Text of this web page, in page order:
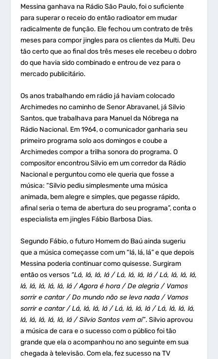
Messina ganhava na Rádio São Paulo, foi o suficiente
para superar o receio do então radioator em mudar
radicalmente de função. Ele fechou um contrato de três
meses para compor jingles para os clientes da Multi. Deu
tão certo que ao final dos três meses ele recebeu o dobro
do que havia sido combinado e entrou de vez para o
mercado publicitário.
Os anos trabalhando em rádio já haviam colocado
Archimedes no caminho de Senor Abravanel, já Silvio
Santos, que trabalhava para Manuel da Nóbrega na
Rádio Nacional. Em 1964, o comunicador ganharia seu
primeiro programa solo aos domingos e coube a
Archimedes compor a trilha sonora do programa. O
compositor encontrou Silvio em um corredor da Rádio
Nacional e perguntou como ele queria que fosse a
música: “Silvio pediu simplesmente uma música
animada, bem alegre e simples, que pegasse rápido,
afinal seria o tema de abertura do seu programa”, conta o
especialista em jingles Fábio Barbosa Dias.
Segundo Fábio, o futuro Homem do Baú ainda sugeriu
que a música começasse com um “lá, lá, lá” e que depois
Messina poderia continuar como quisesse. Surgiram
então os versos “Lá, lá, lá, lá / Lá, lá, lá, lá / Lá, lá, lá, lá,
lá, lá, lá, lá, lá, lá / Agora é hora / De alegria / Vamos
sorrir e cantar / Do mundo não se leva nada / Vamos
sorrir e cantar / Lá, lá, lá, lá / Lá, lá, lá, lá / Lá, lá, lá, lá,
lá, lá, lá, lá, lá, lá / Silvio Santos vem aí”. Silvio aprovou
a música de cara e o sucesso com o público foi tão
grande que ela o acompanhou no ano seguinte em sua
chegada à televisão. Com ela, fez sucesso na TV